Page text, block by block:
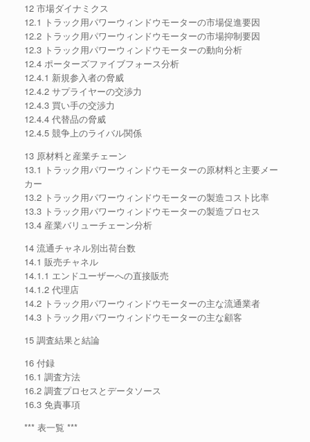
12 市場ダイナミクス
12.1 トラック用パワーウィンドウモーターの市場促進要因
12.2 トラック用パワーウィンドウモーターの市場抑制要因
12.3 トラック用パワーウィンドウモーターの動向分析
12.4 ポーターズファイブフォース分析
12.4.1 新規参入者の脅威
12.4.2 サプライヤーの交渉力
12.4.3 買い手の交渉力
12.4.4 代替品の脅威
12.4.5 競争上のライバル関係
13 原材料と産業チェーン
13.1 トラック用パワーウィンドウモーターの原材料と主要メー
カー
13.2 トラック用パワーウィンドウモーターの製造コスト比率
13.3 トラック用パワーウィンドウモーターの製造プロセス
13.4 産業バリューチェーン分析
14 流通チャネル別出荷台数
14.1 販売チャネル
14.1.1 エンドユーザーへの直接販売
14.1.2 代理店
14.2 トラック用パワーウィンドウモーターの主な流通業者
14.3 トラック用パワーウィンドウモーターの主な顧客
15 調査結果と結論
16 付録
16.1 調査方法
16.2 調査プロセスとデータソース
16.3 免責事項
*** 表一覧 ***